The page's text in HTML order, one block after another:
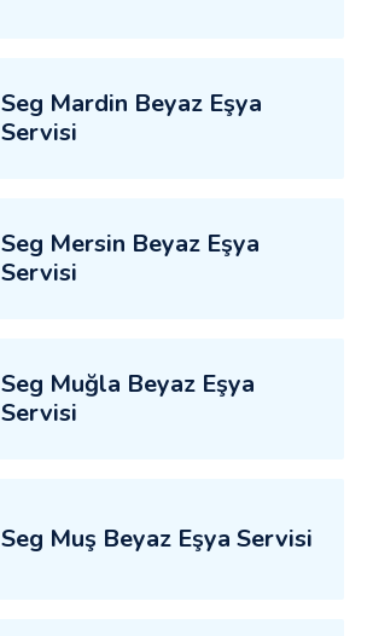
Seg Mardin Beyaz Eşya
Servisi
Seg Mersin Beyaz Eşya
Servisi
Seg Muğla Beyaz Eşya
Servisi
Seg Muş Beyaz Eşya Servisi